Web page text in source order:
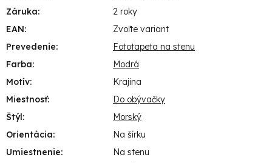
Záruka:
2 roky
EAN:
Zvoľte variant
Prevedenie:
Fototapeta na stenu
Farba:
Modrá
Motív:
Krajina
Miestnosť:
Do obývačky
Štýl:
Morský
Orientácia:
Na šírku
Umiestnenie:
Na stenu